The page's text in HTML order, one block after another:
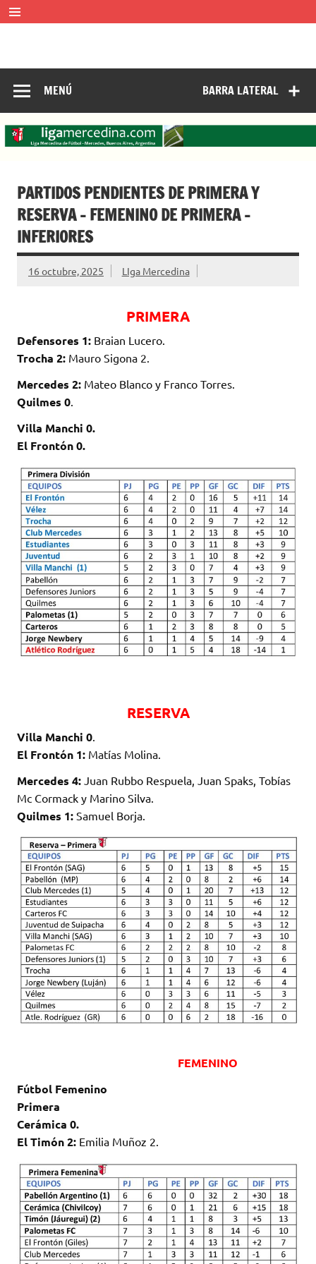
Saltar
contenido
ligamercedinadefutbol@hotmail.com ————— 02324-
BARRA LATERAL
MENÚ
PARTIDOS PENDIENTES DE PRIMERA Y
RESERVA – FEMENINO DE PRIMERA -
INFERIORES
16 octubre, 2025 LIga Mercedina
PRIMERA
Defensores 1: Braian Lucero.
Trocha 2: Mauro Sigona 2.
Mercedes 2: Mateo Blanco y Franco Torres.
Quilmes 0.
Villa Manchi 0.
El Frontón 0.
RESERVA
Villa Manchi 0.
El Frontón 1: Matías Molina.
Mercedes 4: Juan Rubbo Respuela, Juan Spaks, Tobías
Mc Cormack y Marino Silva.
Quilmes 1: Samuel Borja.
FEMENINO
Fútbol Femenino
Primera
Cerámica 0.
El Timón 2: Emilia Muñoz 2.